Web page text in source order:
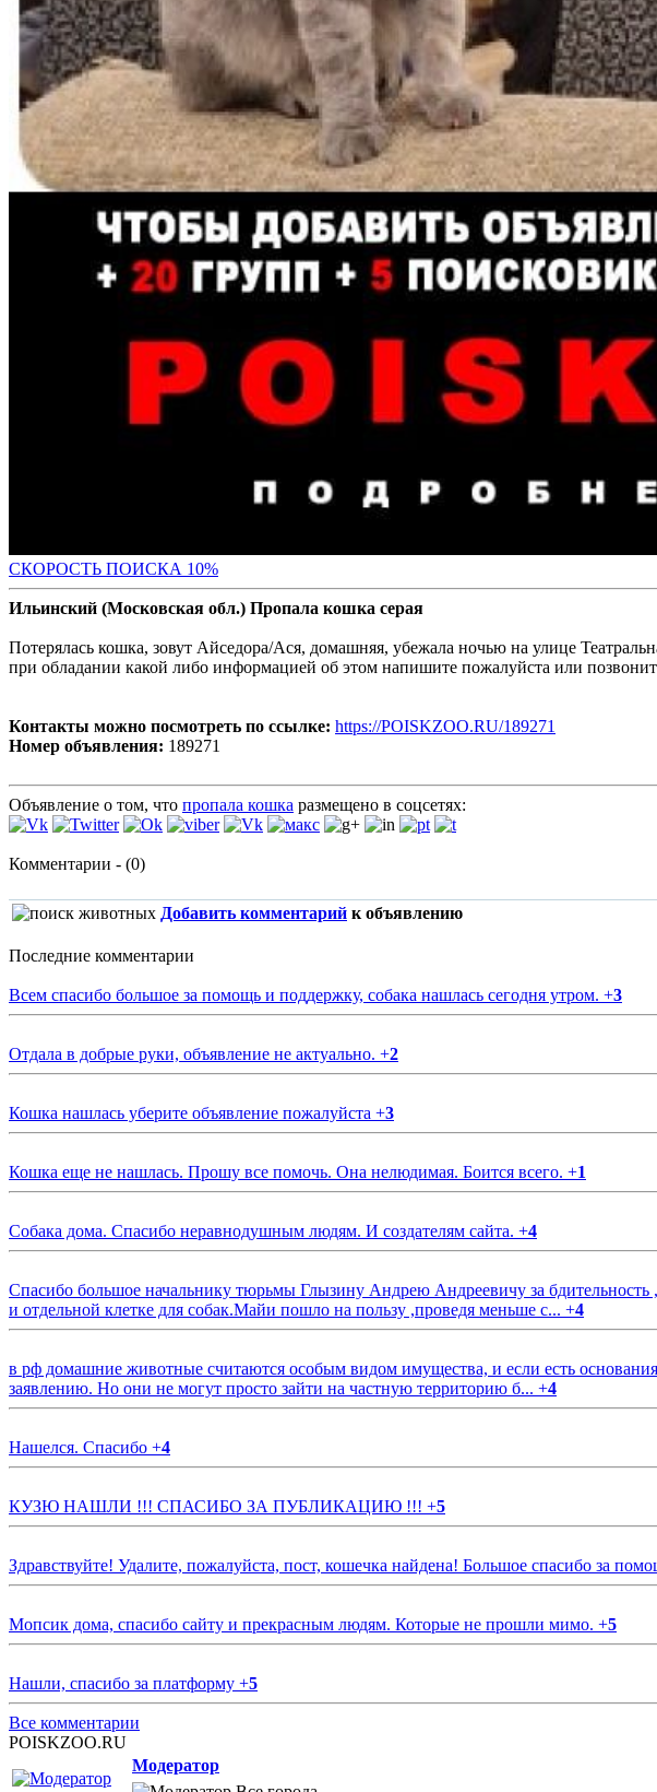
СКОРОСТЬ ПОИСКА 10%
Ильинский (Московская обл.) Пропала кошка серая
Потерялась кошка, зовут Айседора/Ася, домашняя, убежала ночью на улице
при обладании какой либо информацией об этом напишите пожалуйста или
Контакты можно посмотреть по ссылке: https://POISKZOO.RU/189271
Номер объявления: 189271
Объявление о том, что пропала кошка размещено в соцсетях:
Комментарии - (0)
Добавить комментарий к объявлению
Последние комментарии
Всем спасибо большое за помощь и поддержку, собака нашлась сегодня утром. +3
Отдала в добрые руки, объявление не актуально. +2
Кошка нашлась уберите объявление пожалуйста +3
Кошка еще не нашлась. Прошу все помочь. Она нелюдимая. Боится всего. +1
Собака дома. Спасибо неравнодушным людям. И создателям сайта. +4
Спасибо большое начальнику тюрьмы Глызину Андрею Андреевичу за
и отдельной клетке для собак.Майи пошло на пользу ,проведя меньше с... +4
в рф домашние животные считаются особым видом имущества, и если есть
заявлению. Но они не могут просто зайти на частную территорию б... +4
Нашелся. Спасибо +4
КУЗЮ НАШЛИ !!! СПАСИБО ЗА ПУБЛИКАЦИЮ !!! +5
Здравствуйте! Удалите, пожалуйста, пост, кошечка найдена! Большое спасибо за
Мопсик дома, спасибо сайту и прекрасным людям. Которые не прошли мимо. +5
Нашли, спасибо за платформу +5
Все комментарии
POISKZOO.RU
Модератор